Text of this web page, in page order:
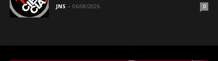
JNS - 06/08/2026 0